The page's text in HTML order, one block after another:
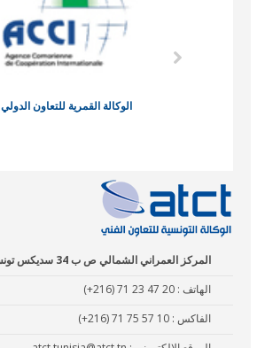
الوكالة القمرية للتعاون الدولي
المركز العمراني الشمالي ص ب 34 سديكس تونس 1080
الهاتف : (+216) 71 23 47 20
الفاكس : (+216) 71 75 57 10